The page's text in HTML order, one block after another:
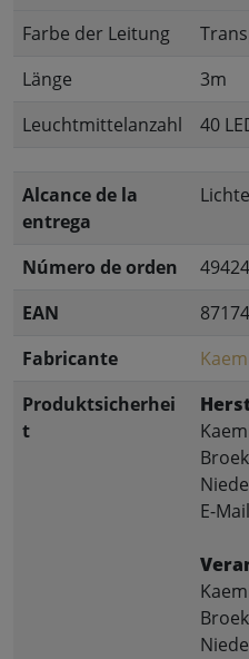
Farbe der Leitung
Länge
3m
Leuchtmittelanzahl
40
Alcance de la
entrega
Número de orden
EAN
Fabricante
Produktsicherhei
t
E-